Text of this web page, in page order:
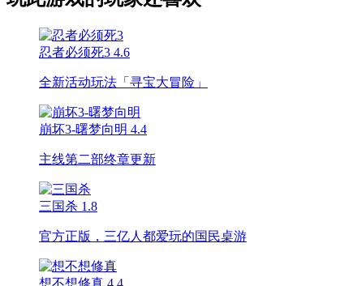
忍者必须死3 4.6
全新活动玩法「寻宝大冒险」
崩坏3-曙梦向明 4.4
主线第二部终章更新
三国杀 1.8
官方正版，三亿人都爱玩的国民桌游
想不想修真 4.4